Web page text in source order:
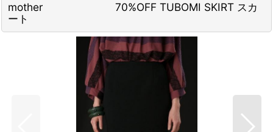
mother 70%OFF TUBOMI SKIRT スカ
ート